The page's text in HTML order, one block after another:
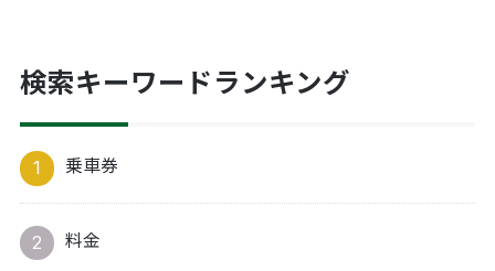
検索キーワードランキング
乗車券
料金